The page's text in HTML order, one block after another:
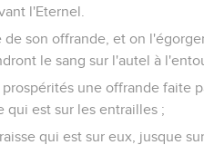
l'Eternel.
de son offrande, et on
le sang sur l'autel à
une offrande faite
qui est sur les entrailles ;
qui est sur eux, jusque